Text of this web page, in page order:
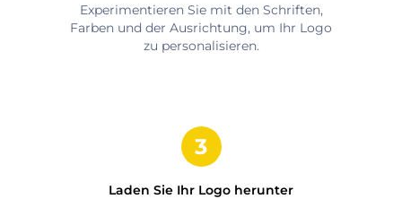
Experimentieren Sie mit den Schriften,
Farben und der Ausrichtung, um Ihr Logo
zu personalisieren.
Laden Sie Ihr Logo herunter